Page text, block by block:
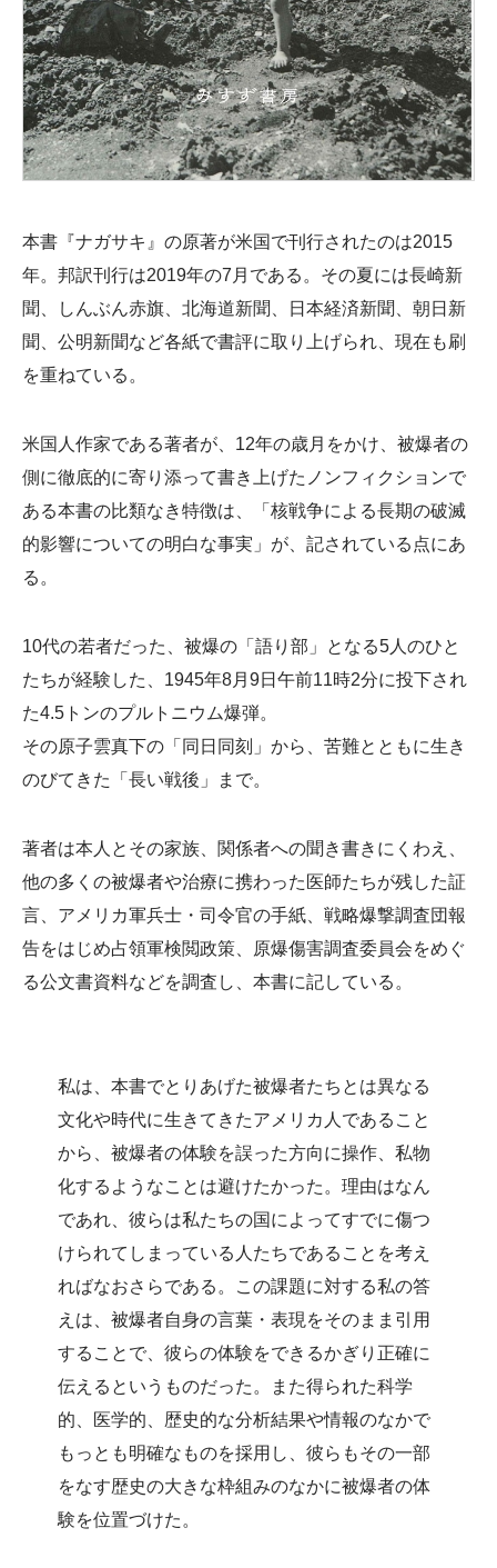
本書『ナガサキ』の原著が米国で刊行されたのは2015
年。邦訳刊行は2019年の7月である。その夏には長崎新
聞、しんぶん赤旗、北海道新聞、日本経済新聞、朝日新
聞、公明新聞など各紙で書評に取り上げられ、現在も刷
を重ねている。
米国人作家である著者が、12年の歳月をかけ、被爆者の
側に徹底的に寄り添って書き上げたノンフィクションで
ある本書の比類なき特徴は、「核戦争による長期の破滅
的影響についての明白な事実」が、記されている点にあ
る。
10代の若者だった、被爆の「語り部」となる5人のひと
たちが経験した、1945年8月9日午前11時2分に投下され
た4.5トンのプルトニウム爆弾。
その原子雲真下の「同日同刻」から、苦難とともに生き
のびてきた「長い戦後」まで。
著者は本人とその家族、関係者への聞き書きにくわえ、
他の多くの被爆者や治療に携わった医師たちが残した証
言、アメリカ軍兵士・司令官の手紙、戦略爆撃調査団報
告をはじめ占領軍検閲政策、原爆傷害調査委員会をめぐ
る公文書資料などを調査し、本書に記している。
私は、本書でとりあげた被爆者たちとは異なる
文化や時代に生きてきたアメリカ人であること
から、被爆者の体験を誤った方向に操作、私物
化するようなことは避けたかった。理由はなん
であれ、彼らは私たちの国によってすでに傷つ
けられてしまっている人たちであることを考え
ればなおさらである。この課題に対する私の答
えは、被爆者自身の言葉・表現をそのまま引用
することで、彼らの体験をできるかぎり正確に
伝えるというものだった。また得られた科学
的、医学的、歴史的な分析結果や情報のなかで
もっとも明確なものを採用し、彼らもその一部
をなす歴史の大きな枠組みのなかに被爆者の体
験を位置づけた。